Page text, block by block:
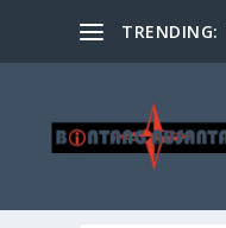
TRENDING: